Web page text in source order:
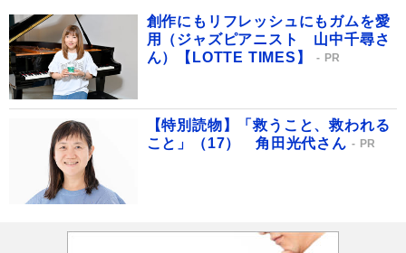
創作にもリフレッシュにもガムを愛
用（ジャズピアニスト 山中千尋さ
ん）【LOTTE TIMES】
PR
【特別読物】「救うこと、救われる
こと」（17） 角田光代さん
PR